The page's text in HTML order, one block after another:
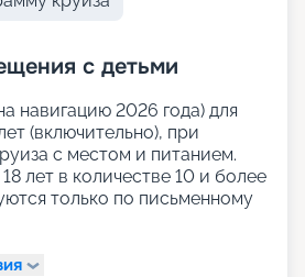
с детьми
навигацию 2026 года) для
(включительно), при
с местом и питанием.
лет в количестве 10 и более
только по письменному